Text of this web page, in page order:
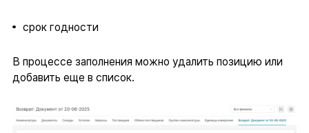
срок годности
В процессе заполнения можно удалить позицию или
добавить еще в список.